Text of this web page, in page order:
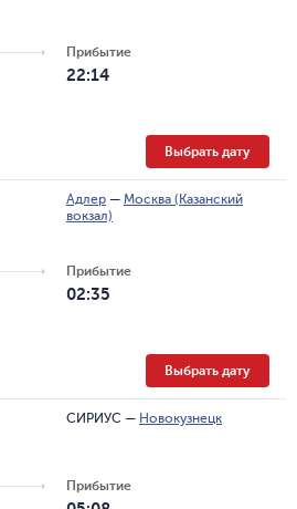
Прибытие
22:14
Выбрать дату
Адлер — Москва (Казанский
вокзал)
Прибытие
02:35
Выбрать дату
СИРИУС — Новокузнецк
Прибытие